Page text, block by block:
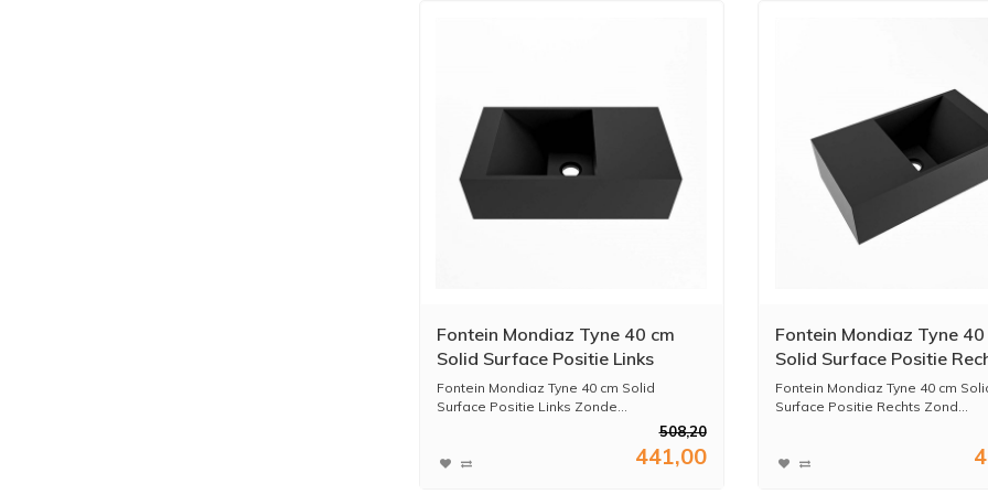
Fontein Mondiaz Tyne 40 cm
Solid Surface Positie Links
Zonder Kraangat Urban
Fontein Mondiaz Tyne 40 cm Solid
Surface Positie Links Zonde...
508,20
441,00
Fontein Mondiaz Tyne 40
Solid Surface Positie
Zonder Kraangat Urban
Fontein Mondiaz Tyne 40 cm
Surface Positie Rechts Zond...